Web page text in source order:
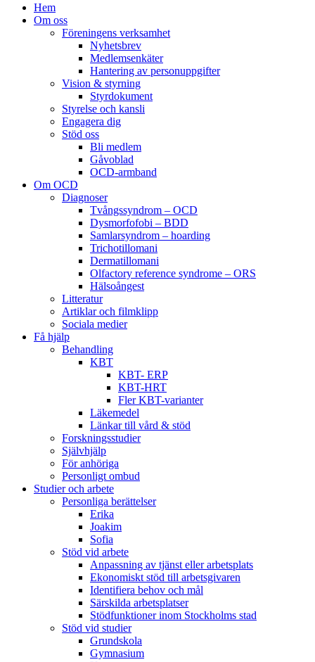
Hem
Om oss
Föreningens verksamhet
Nyhetsbrev
Medlemsenkäter
Hantering av personuppgifter
Vision & styrning
Styrdokument
Styrelse och kansli
Engagera dig
Stöd oss
Bli medlem
Gåvoblad
OCD-armband
Om OCD
Diagnoser
Tvångssyndrom – OCD
Dysmorfofobi – BDD
Samlarsyndrom – hoarding
Trichotillomani
Dermatillomani
Olfactory reference syndrome – ORS
Hälsoångest
Litteratur
Artiklar och filmklipp
Sociala medier
Få hjälp
Behandling
KBT
KBT- ERP
KBT-HRT
Fler KBT-varianter
Läkemedel
Länkar till vård & stöd
Forskningsstudier
Självhjälp
För anhöriga
Personligt ombud
Studier och arbete
Personliga berättelser
Erika
Joakim
Sofia
Stöd vid arbete
Anpassning av tjänst eller arbetsplats
Ekonomiskt stöd till arbetsgivaren
Identifiera behov och mål
Särskilda arbetsplatser
Stödfunktioner inom Stockholms stad
Stöd vid studier
Grundskola
Gymnasium